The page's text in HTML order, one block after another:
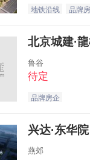
地铁沿线 品牌
北京城建·
鲁谷
待定
品牌房企
兴达·东华院
燕郊